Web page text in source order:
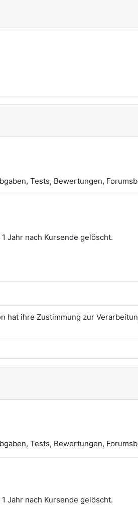
Tests, Bewertungen,
Jahr nach Kursende gelöscht.
hat ihre Zustimmung zur
Tests, Bewertungen,
Jahr nach Kursende gelöscht.